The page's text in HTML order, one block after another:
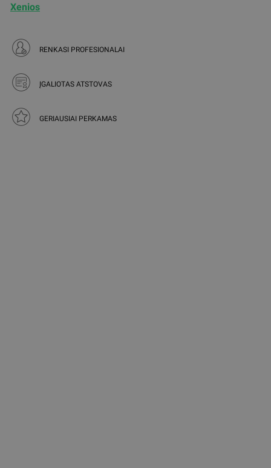
Xenios
RENKASI PROFESIONALAI
ĮGALIOTAS ATSTOVAS
GERIAUSIAI PERKAMAS